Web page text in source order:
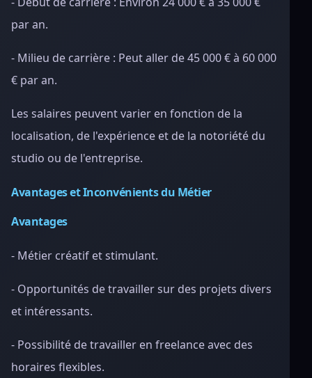
par an.
- Milieu de carrière : Peut aller de 45 000 € à 60 000
€ par an.
Les salaires peuvent varier en fonction de la
localisation, de l'expérience et de la notoriété du
studio ou de l'entreprise.
Avantages et Inconvénients du Métier
Avantages
- Métier créatif et stimulant.
- Opportunités de travailler sur des projets divers
et intéressants.
- Possibilité de travailler en freelance avec des
horaires flexibles.